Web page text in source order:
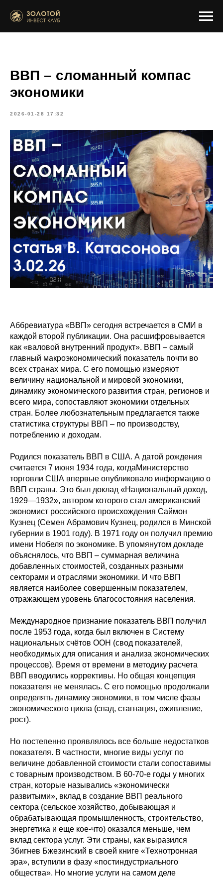
ВВП – сломанный компас
экономики
2026-01-28 17:32
Аббревиатура «ВВП» сегодня встречается в СМИ в
каждой второй публикации. Она расшифровывается
как «валовой внутренний продукт». ВВП – самый
главный макроэкономический показатель почти во
всех странах мира. С его помощью измеряют
величину национальной и мировой экономики,
динамику экономического развития стран, регионов и
всего мира, сопоставляют экономики отдельных
стран. Более любознательным предлагается также
статистика структуры ВВП – по производству,
потреблению и доходам.
Родился показатель ВВП в США. А датой рождения
считается 7 июня 1934 года, когдаМинистерство
торговли США впервые опубликовало информацию о
ВВП страны. Это был доклад «Национальный доход,
1929—1932», автором которого стал американский
экономист российского происхождения Саймон
Кузнец (Семен Абрамович Кузнец, родился в Минской
губернии в 1901 году). В 1971 году он получил премию
имени Нобеля по экономике. В упомянутом докладе
объяснялось, что ВВП – суммарная величина
добавленных стоимостей, созданных разными
секторами и отраслями экономики. И что ВВП
является наиболее совершенным показателем,
отражающем уровень благосостояния населения.
Международное признание показатель ВВП получил
после 1953 года, когда был включен в Систему
национальных счётов ООН (свод показателей,
необходимых для описания и анализа экономических
процессов). Время от времени в методику расчета
ВВП вводились коррективы. Но общая концепция
показателя не менялась. С его помощью продолжали
определять динамику экономики, в том числе фазы
экономического цикла (спад, стагнация, оживление,
рост).
Но постепенно проявлялось все больше недостатков
показателя. В частности, многие виды услуг по
величине добавленной стоимости стали сопоставимы
с товарным производством. В 60-70-е годы у многих
стран, которые назывались «экономически
развитыми», вклад в создание ВВП реального
сектора (сельское хозяйство, добывающая и
обрабатывающая промышленность, строительство,
энергетика и еще кое-что) оказался меньше, чем
вклад сектора услуг. Эти страны, как выразился
Збигнев Бжезинский в своей книге «Технотронная
эра», вступили в фазу «постиндустриального
общества». Но многие услуги на самом деле